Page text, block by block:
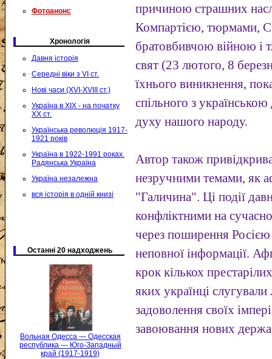
Фотоанонс
Хронологія
Давня історія
Середні віки з VI ст.
Нові часи (XVI-XVIII ст.)
Україна в XIX - на початку
XX ст.
Українська революція 1917-
1921 років
Україна в 1922-1991 роках.
Радянська Україна
Україна незалежна
вся історія в одній книзі
Останні 20 надходжень
Вольная Одесса — Одесская
республика — Юго-Западный
край (1917-1919)
причиною страшних
Компартією, тюрмами,
братовбивчою війною і
свят (23 лютого, 8
їхнього виникнення,
спільного з
духу нашого народу.
Автор також
незручними темами, як
"Галичина". Ці події
конфліктними на
через поширення
неповної інформації.
крок кількох
яких українці
задоволення своїх
завоювання нових